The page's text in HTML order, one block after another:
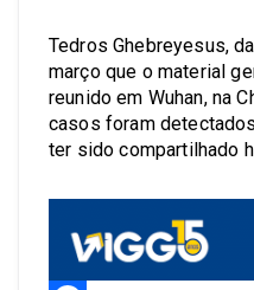
Tedros Ghebreyesus,
março que o material
reunido em Wuhan, na
casos foram
ter sido compartilhado